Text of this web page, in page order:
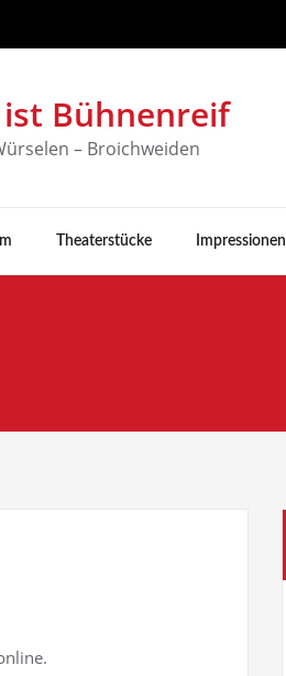
Bühnenreif
– Broichweiden
Theaterstücke Impressionen